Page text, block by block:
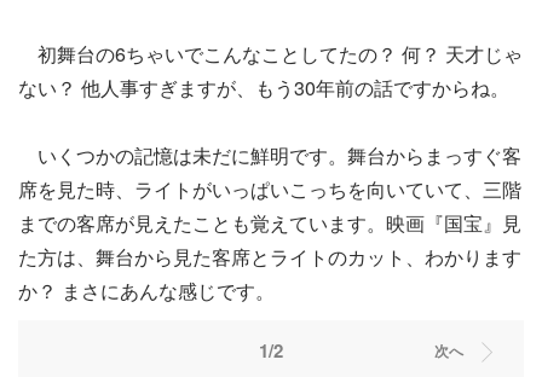
初舞台の6ちゃいでこんなことしてたの？ 何？ 天才じゃ
ない？ 他人事すぎますが、もう30年前の話ですからね。
いくつかの記憶は未だに鮮明です。舞台からまっすぐ客
席を見た時、ライトがいっぱいこっちを向いていて、三階
までの客席が見えたことも覚えています。映画『国宝』見
た方は、舞台から見た客席とライトのカット、わかります
か？ まさにあんな感じです。
1/2 次へ